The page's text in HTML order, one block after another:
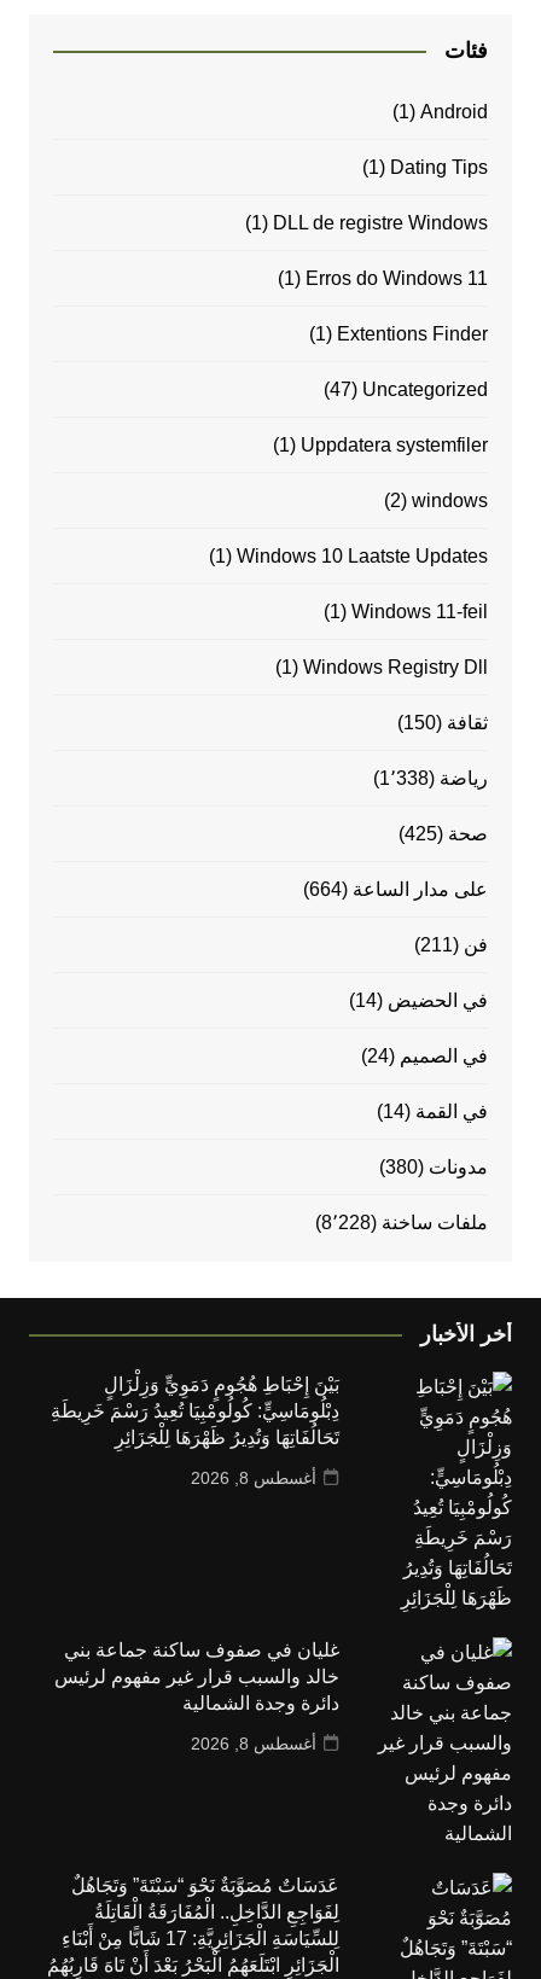
فئات
Android
(1)
Dating Tips
(1)
DLL de registre Windows
(1)
Erros do Windows 11
(1)
Extentions Finder
(1)
Uncategorized
(47)
Uppdatera systemfiler
(1)
windows
(2)
Windows 10 Laatste Updates
(1)
Windows 11-feil
(1)
Windows Registry Dll
(1)
ثقافة (150)
رياضة (1٬338)
صحة (425)
على مدار الساعة (664)
فن (211)
في الحضيض (14)
في الصميم (24)
في القمة (14)
مدونات (380)
ملفات ساخنة (8٬228)
أخر الأخبار
بَيْنَ إِحْبَاطِ هُجُومٍ دَمَوِيٍّ وَزِلْزَالٍ
دِبْلُومَاسِيٍّ: كُولُومْبِيَا تُعِيدُ رَسْمَ خَرِيطَةِ
تَحَالُفَاتِهَا وَتُدِيرُ ظَهْرَهَا لِلْجَزَائِرِ
أغسطس 8, 2026
غليان في صفوف ساكنة جماعة بني
خالد والسبب قرار غير مفهوم لرئيس
دائرة وجدة الشمالية
أغسطس 8, 2026
عَدَسَاتٌ مُصَوَّبَةٌ نَحْوَ “سَبْتَةَ” وَتَجَاهُلٌ
لِفَوَاجِعِ الدَّاخِلِ.. الْمُفَارَقَةُ الْقَاتِلَةُ
لِلسِّيَاسَةِ الْجَزَائِرِيَّةِ: 17 شَابًّا مِنْ أَبْنَاءِ
الْجَزَائِرِ ابْتَلَعَهُمُ الْبَحْرُ بَعْدَ أَنْ تَاهَ قَارِبُهُمُ